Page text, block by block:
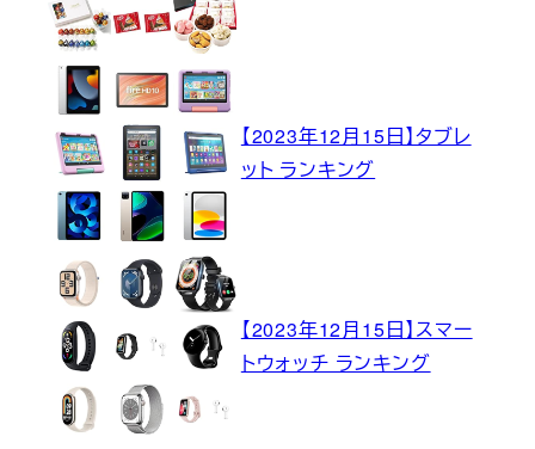
【2023年12月15日】タブレ
ット ランキング
【2023年12月15日】スマー
トウォッチ ランキング